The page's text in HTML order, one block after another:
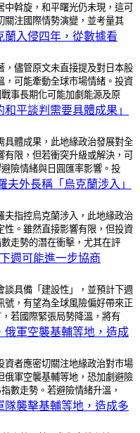
中斡旋，和平曙光仍未現，這可
關注國際情勢演變，並考量其
入侵四年，從數據看
，儘管原文未直接提及對日本股
，可能牽動全球市場情緒。投資
事長期化可能加劇能源及原
平談判需要具體成果」
具體成果，此地緣政治發展對全
有限，但若衝突升級或解決，可
險情緒與日圓匯率影響。投
外長稱「烏克蘭涉入」
夫指控烏克蘭涉入，此地緣政治
性。雖然直接影響有限，但投資
走勢的潛在衝擊，尤其在評
週可能進一步協商
談具備「建設性」，並預計下週
號，有望為全球風險偏好帶來正
若國際緊張局勢降溫，將有
俄軍空襲基輔等地，造成
資者應密切關注地緣政治對市場
俄軍空襲基輔等地，恐加劇避險
數走勢。若避險情緒升溫，
襲擊基輔等地，造成多